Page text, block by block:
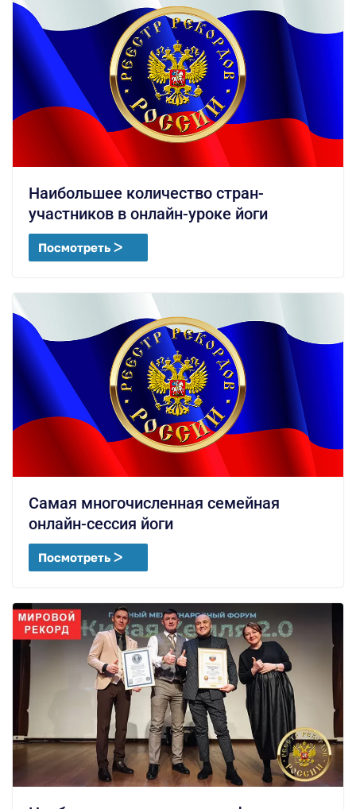
Наибольшее количество стран-
участников в онлайн-уроке йоги
Посмотреть ᐳ
Самая многочисленная семейная
онлайн-сессия йоги
Посмотреть ᐳ